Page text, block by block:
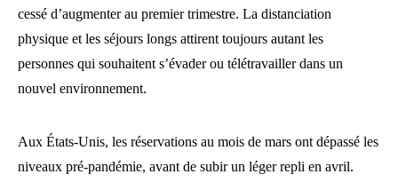
cessé d’augmenter au premier trimestre. La distanciation
physique et les séjours longs attirent toujours autant les
personnes qui souhaitent s’évader ou télétravailler dans un
nouvel environnement.
Aux États-Unis, les réservations au mois de mars ont dépassé les
niveaux pré-pandémie, avant de subir un léger repli en avril.